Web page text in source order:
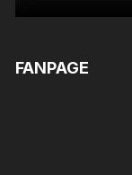
FANPAGE